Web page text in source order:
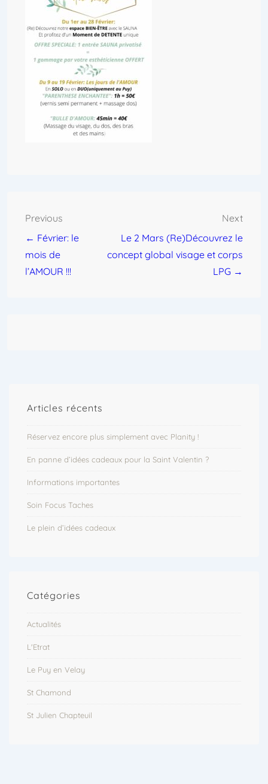
Previous
← Février: le
mois de
l’AMOUR !!!
Next
Le 2 Mars (Re)Découvrez le
concept global visage et corps
LPG →
Articles récents
Réservez encore plus simplement avec Planity !
En panne d’idées cadeaux pour la Saint Valentin ?
Informations importantes
Soin Focus Taches
Le plein d’idées cadeaux
Catégories
Actualités
L'Etrat
Le Puy en Velay
St Chamond
St Julien Chapteuil